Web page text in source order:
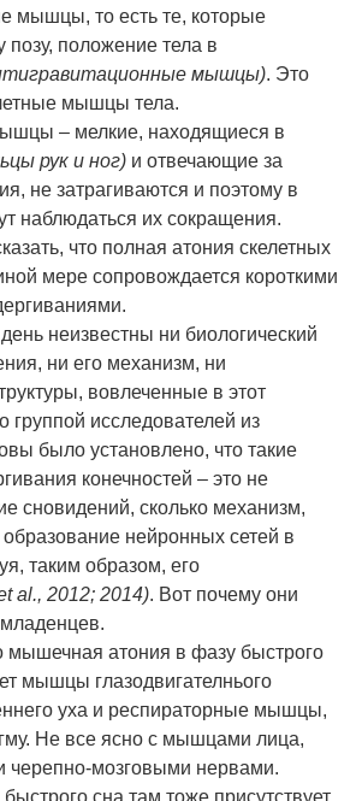
мышцы, то есть те, которые
позу, положение тела в
мышцы). Это
мышцы тела.
– мелкие, находящиеся в
рук и ног) и отвечающие за
не затрагиваются и поэтому в
наблюдаться их сокращения.
что полная атония скелетных
мере сопровождается короткими
неизвестны ни биологический
ни его механизм, ни
вовлеченные в этот
группой исследователей из
было установлено, что такие
конечностей – это не
сновидений, сколько механизм,
нейронных сетей в
таким образом, его
al., 2012; 2014). Вот почему они
мышечная атония в фазу быстрого
мышцы глазодвигателнього
уха и респираторные мышцы,
Не все ясно с мышцами лица,
черепно-мозговыми нервами.
сна там тоже присутствует,